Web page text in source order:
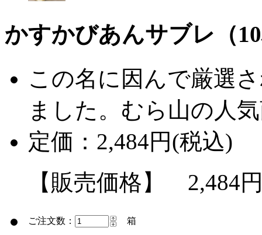
かすかびあんサブレ（
この名に因んで厳選
ました。むら山の人
定価：2,484円(税込)
【販売価格】 2,484
ご注文数： 箱